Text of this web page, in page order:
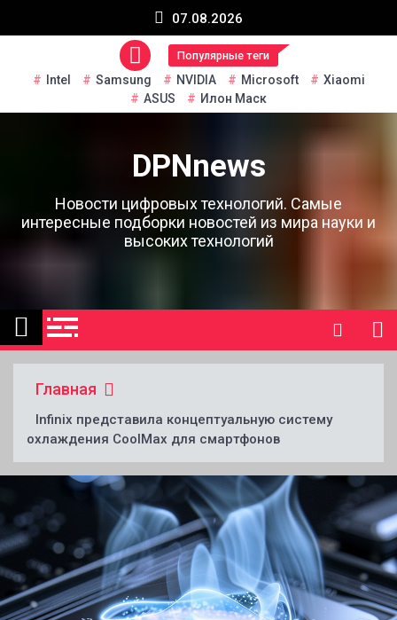
07.08.2026
Популярные теги
Intel Samsung NVIDIA Microsoft
Xiaomi
ASUS
Илон Маск
DPNnews
Новости цифровых технологий. Самые
интересные подборки новостей из мира науки и
высоких технологий
Главная
Infinix представила концептуальную систему
охлаждения CoolMax для смартфонов